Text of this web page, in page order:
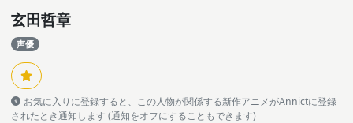
玄田哲章
声優
お気に入りに登録すると、この人物が関係する新作アニメがAnnictに登録
されたとき通知します (通知をオフにすることもできます)